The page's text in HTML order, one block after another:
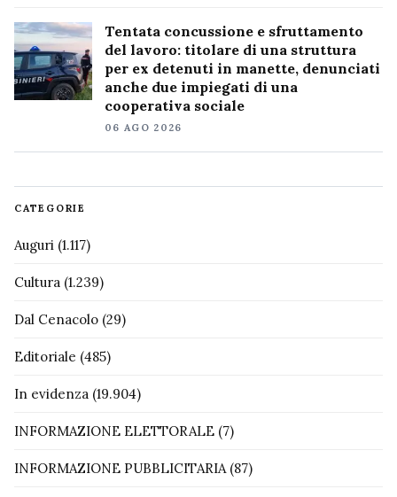
Tentata concussione e sfruttamento
del lavoro: titolare di una struttura
per ex detenuti in manette, denunciati
anche due impiegati di una
cooperativa sociale
06 AGO 2026
CATEGORIE
Auguri (1.117)
Cultura (1.239)
Dal Cenacolo (29)
Editoriale (485)
In evidenza (19.904)
INFORMAZIONE ELETTORALE (7)
INFORMAZIONE PUBBLICITARIA(87)